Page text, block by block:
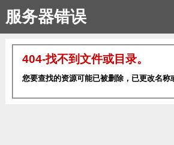
服务器错误
404-找不到文件或目录。
您要查找的资源可能已被删除，已更改名称